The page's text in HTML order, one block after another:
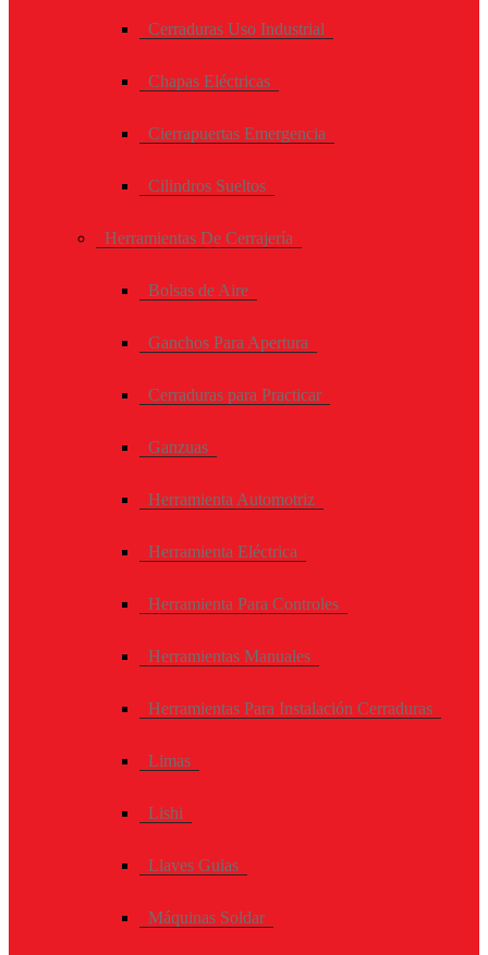
Cerraduras Uso Industrial
Chapas Eléctricas
Cierrapuertas Emergencia
Cilindros Sueltos
Herramientas De Cerrajería
Bolsas de Aire
Ganchos Para Apertura
Cerraduras para Practicar
Ganzuas
Herramienta Automotriz
Herramienta Eléctrica
Herramienta Para Controles
Herramientas Manuales
Herramientas Para Instalación Cerraduras
Limas
Lishi
Llaves Guias
Máquinas Soldar